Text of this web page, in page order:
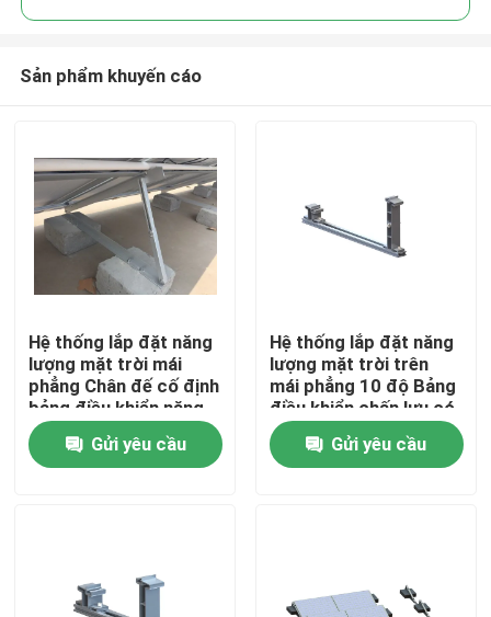
Trang chủ
Các sản phẩm
Sản phẩm khuyến cáo
Hệ thống lắp đặt năng
lượng mặt trời mái
phẳng Chân đế cố định
bảng điều khiển năng
lượng mặt trời Chân đế
nghiêng bảng điều
khiển năng lượng mặt
Gửi yêu cầu
Hệ thống lắp đặt năng
lượng mặt trời trên
mái phẳng 10 độ Bảng
điều khiển chấn lưu có
khung quang điện
Gửi yêu cầu